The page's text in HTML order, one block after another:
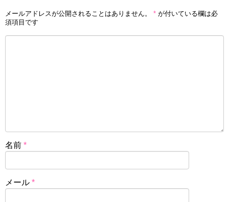
メールアドレスが公開されることはありません。 * が付いている欄は必
須項目です
名前 *
メール *